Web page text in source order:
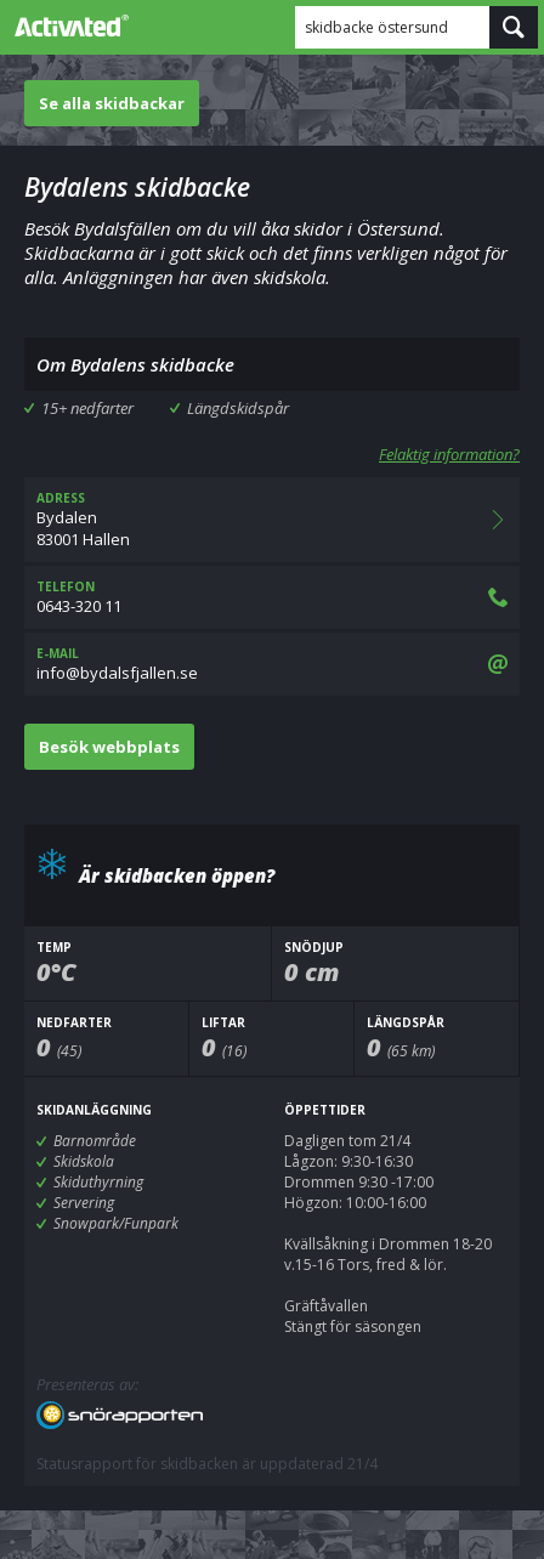
skidbacke östersund
Se alla skidbackar
Bydalens skidbacke
Besök Bydalsfällen om du vill åka skidor i Östersund.
Skidbackarna är i gott skick och det finns verkligen något för
alla. Anläggningen har även skidskola.
Om Bydalens skidbacke
15+ nedfarter Längdskidspår
Felaktig information?
ADRESS
Bydalen
83001 Hallen
TELEFON
0643-320 11
E-MAIL
es.nellajfsladyb@ofni
Besök webbplats
Är skidbacken öppen?
TEMP
0°C
SNÖDJUP
0 cm
NEDFARTER
0 (45)
LIFTAR
0 (16)
LÄNGDSPÅR
0 (65 km)
SKIDANLÄGGNING
Barnområde
Skidskola
Skiduthyrning
Servering
Snowpark/Funpark
ÖPPETTIDER
Dagligen tom 21/4
Lågzon: 9:30-16:30
Drommen 9:30 -17:00
Högzon: 10:00-16:00
Kvällsåkning i Drommen 18-20
v.15-16 Tors, fred & lör.
Gräftåvallen
Stängt för säsongen
Presenteras av:
Statusrapport för skidbacken är uppdaterad 21/4